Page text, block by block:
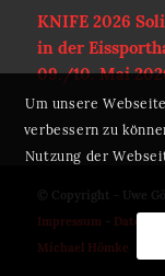
KNIFE 2026
in der
09./10. Mai
© Copyright - Uwe
Impressum-
Michael Hömke
Um unsere
verbessern zu
Nutzung der